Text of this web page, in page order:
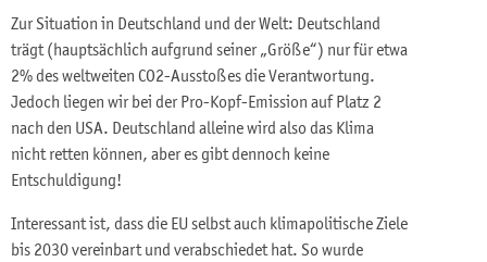
Zur Situation in Deutschland und der Welt: Deutschland
trägt (hauptsächlich aufgrund seiner „Größe“) nur für etwa
2% des weltweiten CO2-Ausstoßes die Verantwortung.
Jedoch liegen wir bei der Pro-Kopf-Emission auf Platz 2
nach den USA. Deutschland alleine wird also das Klima
nicht retten können, aber es gibt dennoch keine
Entschuldigung!
Interessant ist, dass die EU selbst auch klimapolitische Ziele
bis 2030 vereinbart und verabschiedet hat. So wurde